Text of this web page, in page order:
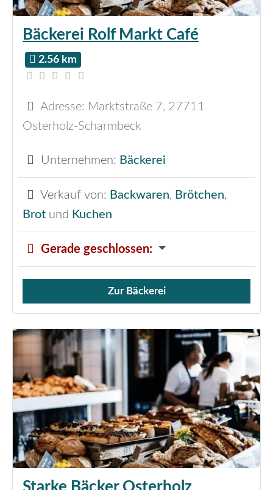
Bäckerei Rolf Markt Café
2.56 km
Adresse: Marktstraße 7, 27711
Osterholz-Scharmbeck
Unternehmen: Bäckerei
Verkauf von: Backwaren, Brötchen,
Brot und Kuchen
Gerade geschlossen:
Verkauf von Brötchen,
Zur Bäckerei